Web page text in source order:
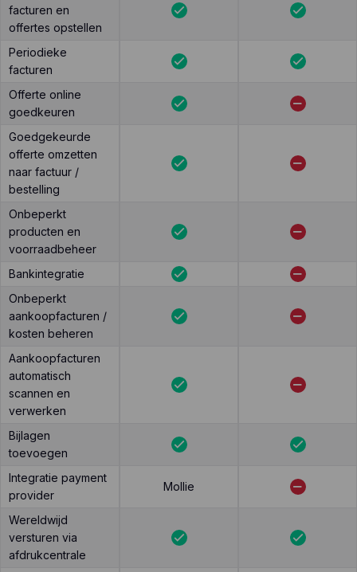
facturen en
offertes opstellen
Periodieke
facturen
Offerte online
goedkeuren
Goedgekeurde
offerte omzetten
naar factuur /
bestelling
Onbeperkt
producten en
voorraadbeheer
Bankintegratie
Onbeperkt
aankoopfacturen /
kosten beheren
Aankoopfacturen
automatisch
scannen en
verwerken
Bijlagen
toevoegen
Integratie payment
provider
Mollie
Wereldwijd
versturen via
afdrukcentrale